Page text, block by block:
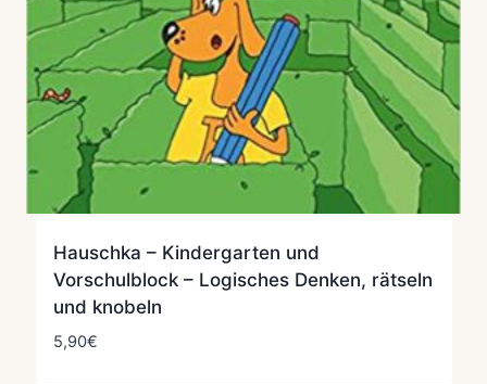
Hauschka – Kindergarten und
Vorschulblock – Logisches Denken, rätseln
und knobeln
5,90€